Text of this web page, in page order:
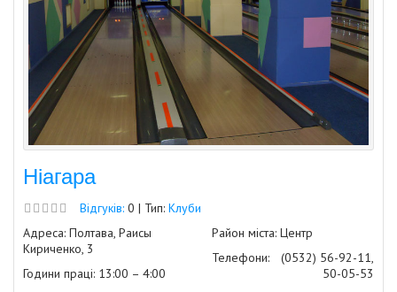
Ніагара
Відгуків: 0 | Тип: Клуби
Адреса: Полтава, Раисы
Кириченко, 3
Години праці: 13:00 – 4:00
Район міста: Центр
Телефони:
(0532) 56-92-11,
50-05-53